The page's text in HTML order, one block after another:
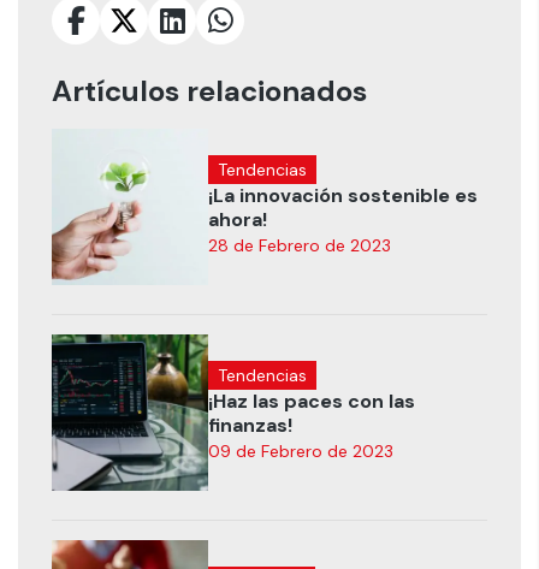
Artículos relacionados
Tendencias
¡La innovación sostenible es
ahora!
28 de Febrero de 2023
Tendencias
¡Haz las paces con las
finanzas!
09 de Febrero de 2023